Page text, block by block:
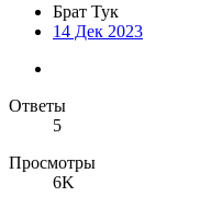
Брат Тук
14 Дек 2023
Ответы
5
Просмотры
6K